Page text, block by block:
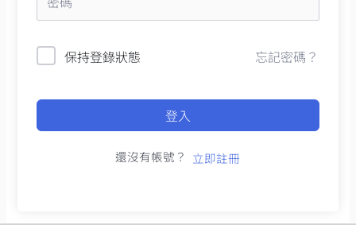
保持登錄狀態 忘記密碼？
登入
還沒有帳號？ 立即註冊